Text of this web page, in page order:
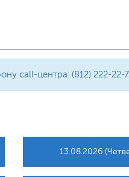
call-центра: (812) 222-22-
13.08.2026